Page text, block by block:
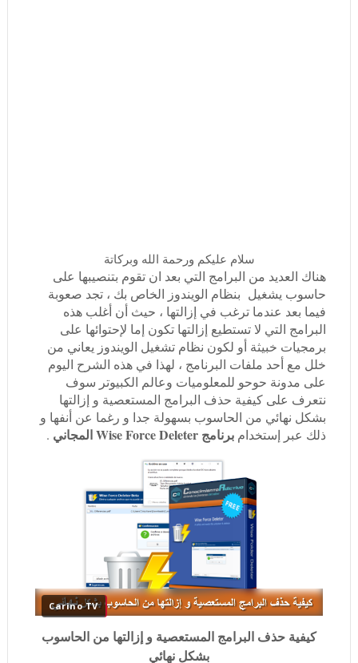
سلام عليكم ورحمة الله وبركاتة
هناك العديد من البرامج التي بعد ان تقوم بتنصيبها على
حاسوب يشغيل بنظام الويندوز الخاص بك ، تجد صعوبة
فيما بعد عندما ترغب في إزالتها ، حيث أن أغلب هذه
البرامج التي لا تستطيع إزالتها تكون إما لإحتوائها على
برمجيات خبيثة أو لكون نظام تشغيل الويندوز يعاني من
خلل مع أحد ملفات البرنامج ، لهذا في هذه الشرح اليوم
على مدونة حوحو للمعلوميات وعالم الكبيوتر سوف
نتعرف على كيفية حذف البرامج المستعصية و إزالتها
بشكل نهائي من الحاسوب بسهولة جدا و رغما عن أنفها و
ذلك عبر إستخدام برنامج Wise Force Deleter المجاني .
Carino TV
كيفية حذف البرامج المستعصية و إزالتها من الحاسوب
بشكل نهائي